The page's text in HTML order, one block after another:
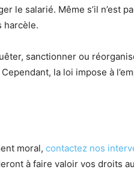
le salarié. Même s’il n’est
harcèle.
sanctionner ou
la loi impose à
moral, contactez nos
à faire valoir vos droits